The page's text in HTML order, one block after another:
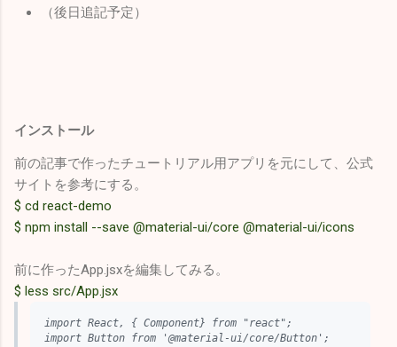
（後日追記予定）
インストール
前の記事で作ったチュートリアル用アプリを元にして、公式
サイトを参考にする。
$ cd react-demo
$ npm install --save @material-ui/core @material-ui/icons
前に作ったApp.jsxを編集してみる。
$ less src/App.jsx
import React, { Component} from "react";
import Button from '@material-ui/core/Button';